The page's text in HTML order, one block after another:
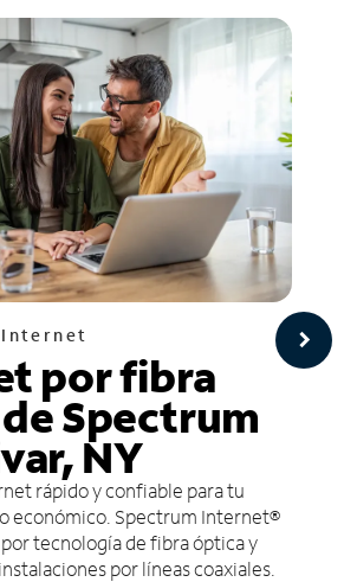
Internet
por fibra
Spectrum
NY
rápido y confiable para tu
económico. Spectrum Internet®
tecnología de fibra óptica y
por líneas coaxiales.